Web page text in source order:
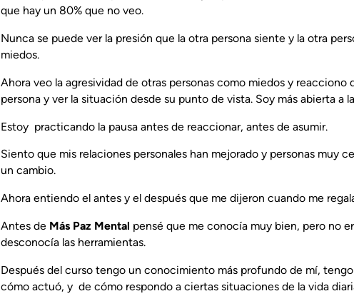
que hay un 80% que no veo.
Nunca se puede ver la presión que la otra persona siente y la otra
miedos.
Ahora veo la agresividad de otras personas como miedos y
persona y ver la situación desde su punto de vista. Soy más abierta a
Estoy practicando la pausa antes de reaccionar, antes de asumir.
Siento que mis relaciones personales han mejorado y personas muy
un cambio.
Ahora entiendo el antes y el después que me dijeron cuando me
Antes de Más Paz Mental pensé que me conocía muy bien, pero no
desconocía las herramientas.
Después del curso tengo un conocimiento más profundo de mí,
cómo actuó, y de cómo respondo a ciertas situaciones de la vida